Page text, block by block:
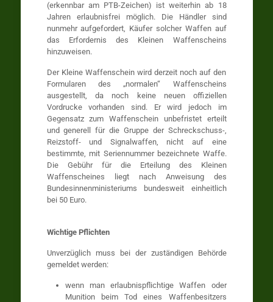
(erkennbar am PTB-Zeichen) ist weiterhin ab 18
Jahren erlaubnisfrei möglich. Die Händler sind
nunmehr aufgefordert, Käufer solcher Waffen auf
das Erfordernis des Kleinen Waffenscheins
hinzuweisen.
Der Kleine Waffenschein wird derzeit noch auf den
Formularen des „normalen“ Waffenscheins
ausgestellt, da noch keine neuen offiziellen
Vordrucke vorhanden sind. Er wird jedoch im
Gegensatz zum Waffenschein unbefristet erteilt
und generell für die Gruppe der Schreckschuss-,
Reizstoff- und Signalwaffen, nicht auf eine
bestimmte, mit Seriennummer bezeichnete Waffe.
Die Gebühr für die Erteilung des Kleinen
Waffenscheines liegt nach Anweisung des
Bundesinnenministeriums bundesweit einheitlich
bei 50 Euro.
Wichtige Pflichten
Unverzüglich muss bei der zuständigen Behörde
gemeldet werden:
wenn man erlaubnispflichtige Waffen oder
Munition beim Tod eines Waffenbesitzers